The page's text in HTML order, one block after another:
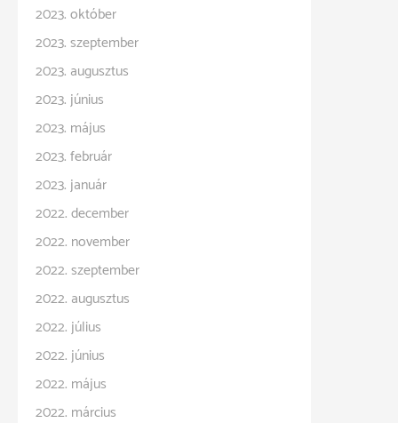
2023. október
2023. szeptember
2023. augusztus
2023. június
2023. május
2023. február
2023. január
2022. december
2022. november
2022. szeptember
2022. augusztus
2022. július
2022. június
2022. május
2022. március